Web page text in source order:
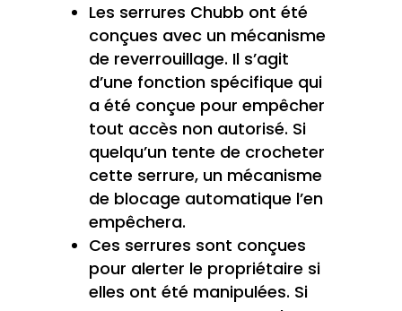
Les serrures Chubb ont été
conçues avec un mécanisme
de reverrouillage. Il s’agit
d’une fonction spécifique qui
a été conçue pour empêcher
tout accès non autorisé. Si
quelqu’un tente de crocheter
cette serrure, un mécanisme
de blocage automatique l’en
empêchera.
Ces serrures sont conçues
pour alerter le propriétaire si
elles ont été manipulées. Si